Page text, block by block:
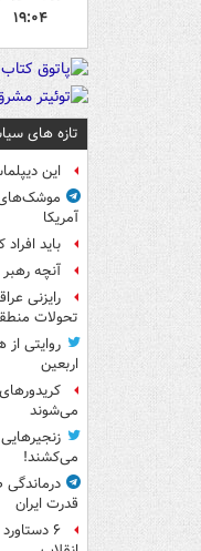
۱۹:۰۴
تازه های
این
موشک‌های
آمریکا
باید
آنچه
رایزنی
تحولات
روایتی
اربعین
می‌شوند
می‌کشند!
درماندگی
قدرت ایران